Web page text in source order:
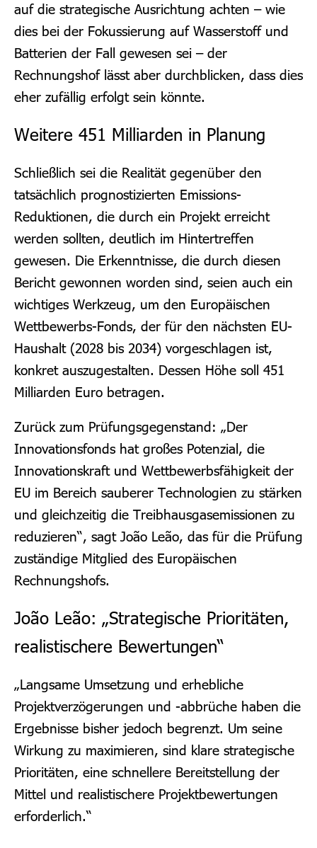
auf die strategische Ausrichtung achten – wie
dies bei der Fokussierung auf Wasserstoff und
Batterien der Fall gewesen sei – der
Rechnungshof lässt aber durchblicken, dass dies
eher zufällig erfolgt sein könnte.
Weitere 451 Milliarden in Planung
Schließlich sei die Realität gegenüber den
tatsächlich prognostizierten Emissions-
Reduktionen, die durch ein Projekt erreicht
werden sollten, deutlich im Hintertreffen
gewesen. Die Erkenntnisse, die durch diesen
Bericht gewonnen worden sind, seien auch ein
wichtiges Werkzeug, um den Europäischen
Wettbewerbs-Fonds, der für den nächsten EU-
Haushalt (2028 bis 2034) vorgeschlagen ist,
konkret auszugestalten. Dessen Höhe soll 451
Milliarden Euro betragen.
Zurück zum Prüfungsgegenstand: „Der
Innovationsfonds hat großes Potenzial, die
Innovationskraft und Wettbewerbsfähigkeit der
EU im Bereich sauberer Technologien zu stärken
und gleichzeitig die Treibhausgasemissionen zu
reduzieren“, sagt João Leão, das für die Prüfung
zuständige Mitglied des Europäischen
Rechnungshofs.
João Leão: „Strategische Prioritäten,
realistischere Bewertungen“
„Langsame Umsetzung und erhebliche
Projektverzögerungen und -abbrüche haben die
Ergebnisse bisher jedoch begrenzt. Um seine
Wirkung zu maximieren, sind klare strategische
Prioritäten, eine schnellere Bereitstellung der
Mittel und realistischere Projektbewertungen
erforderlich.“